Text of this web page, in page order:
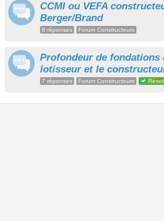
CCMI ou VEFA
Berger/Brand
8 réponses Forum Constructeurs
Profondeur de fondations
lotisseur et le
7 réponses Forum Constructeurs